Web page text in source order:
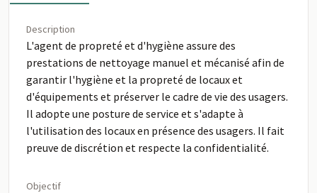
Description
L'agent de propreté et d'hygiène assure des
prestations de nettoyage manuel et mécanisé afin de
garantir l'hygiène et la propreté de locaux et
d'équipements et préserver le cadre de vie des usagers.
Il adopte une posture de service et s'adapte à
l'utilisation des locaux en présence des usagers. Il fait
preuve de discrétion et respecte la confidentialité.
Objectif